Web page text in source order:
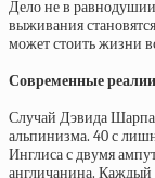
Дело не в
выживания
может стоить жизни
Современные реалии
Случай Дэвида
альпинизма. 40 с
Инглиса с двумя
англичанина. Каждый